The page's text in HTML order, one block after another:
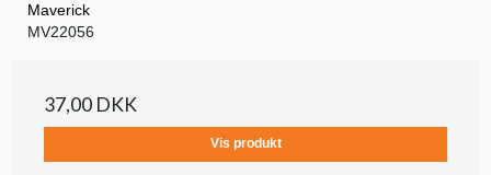
Maverick
MV22056
37,00 DKK
Vis produkt